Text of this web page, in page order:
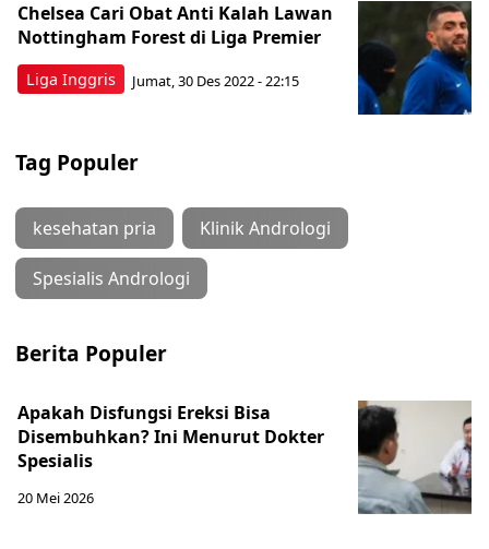
Liga Inggris
Chelsea Cari Obat Anti Kalah Lawan
Nottingham Forest di Liga Premier
Jumat, 30 Des 2022 - 22:15
Tag Populer
kesehatan pria Klinik Andrologi
Spesialis Andrologi
Berita Populer
Apakah Disfungsi Ereksi Bisa
Disembuhkan? Ini Menurut Dokter
Spesialis
20 Mei 2026